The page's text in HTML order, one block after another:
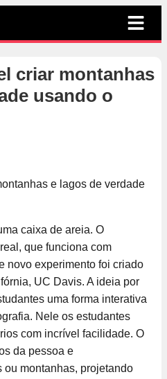
criar montanhas
usando o
caixa de areia. O
que funciona com
novo experimento foi criado
UC Davis. A ideia por
uma forma interativa
Nele os estudantes
com incrível facilidade. O
da pessoa e
ou montanhas, projetando